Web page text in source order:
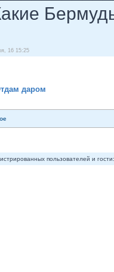
16 15:25
даром
пользователей и